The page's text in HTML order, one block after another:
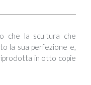
che la scultura che
la sua perfezione e,
in otto copie